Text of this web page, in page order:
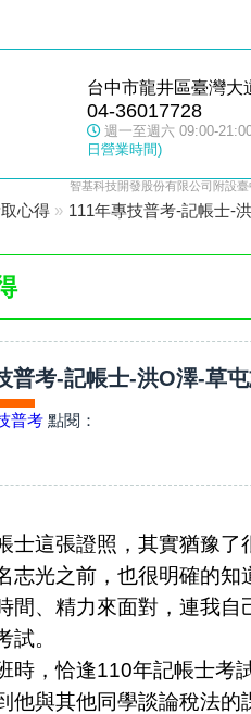
台中市龍井區臺灣大
04-36017728
週一至週六 09:00-
日營業時間)
智基科技開發股份有限公司附設
心得 » 111年專技普考-記帳士-
普考-記帳士-洪O澤-草
普考 點閱：
這張證照，其實猶豫了
志光之前，也很明確的
間、精力來面對，連我自
試。
時，恰逢110年記帳士考
他與其他同學談論稅法